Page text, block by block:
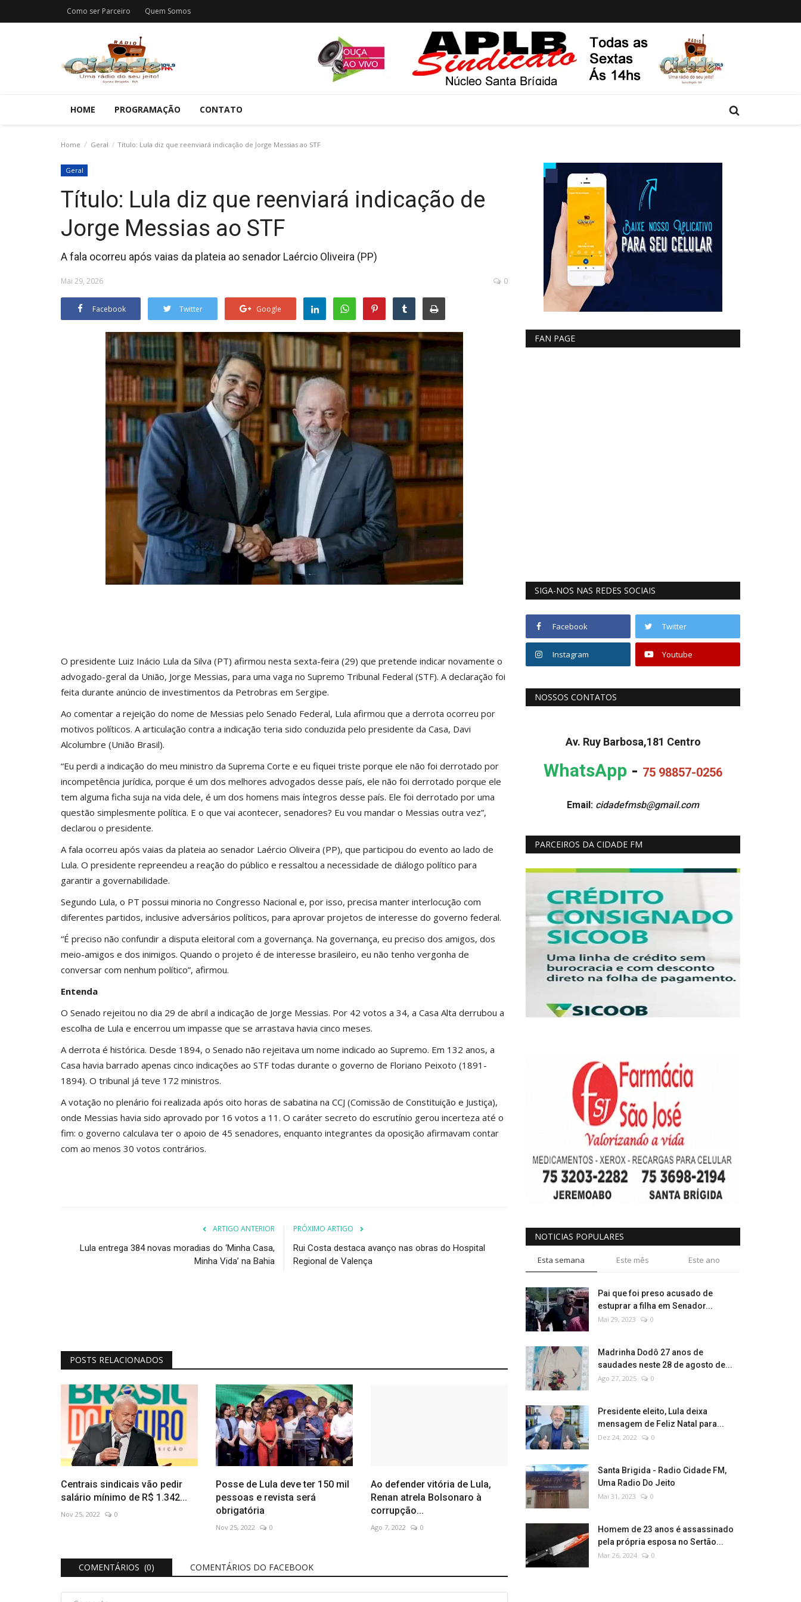
Como ser Parceiro Quem Somos
HOME PROGRAMAÇÃO CONTATO
Home Geral Título: Lula diz que reenviará indicação de Jorge Messias ao STF
Geral
Título: Lula diz que reenviará indicação de
Jorge Messias ao STF
A fala ocorreu após vaias da plateia ao senador Laércio Oliveira (PP)
Mai 29, 2026 0
Facebook Twitter Google
O presidente Luiz Inácio Lula da Silva (PT) afirmou nesta sexta-feira (29) que pretende indicar novamente o
advogado-geral da União, Jorge Messias, para uma vaga no Supremo Tribunal Federal (STF). A declaração foi
feita durante anúncio de investimentos da Petrobras em Sergipe.
Ao comentar a rejeição do nome de Messias pelo Senado Federal, Lula afirmou que a derrota ocorreu por
motivos políticos. A articulação contra a indicação teria sido conduzida pelo presidente da Casa, Davi
Alcolumbre (União Brasil).
“Eu perdi a indicação do meu ministro da Suprema Corte e eu fiquei triste porque ele não foi derrotado por
incompetência jurídica, porque é um dos melhores advogados desse país, ele não foi derrotado porque ele
tem alguma ficha suja na vida dele, é um dos homens mais íntegros desse país. Ele foi derrotado por uma
questão simplesmente política. E o que vai acontecer, senadores? Eu vou mandar o Messias outra vez”,
declarou o presidente.
A fala ocorreu após vaias da plateia ao senador Laércio Oliveira (PP), que participou do evento ao lado de
Lula. O presidente repreendeu a reação do público e ressaltou a necessidade de diálogo político para
garantir a governabilidade.
Segundo Lula, o PT possui minoria no Congresso Nacional e, por isso, precisa manter interlocução com
diferentes partidos, inclusive adversários políticos, para aprovar projetos de interesse do governo federal.
“É preciso não confundir a disputa eleitoral com a governança. Na governança, eu preciso dos amigos, dos
meio-amigos e dos inimigos. Quando o projeto é de interesse brasileiro, eu não tenho vergonha de
conversar com nenhum político”, afirmou.
Entenda
O Senado rejeitou no dia 29 de abril a indicação de Jorge Messias. Por 42 votos a 34, a Casa Alta derrubou a
escolha de Lula e encerrou um impasse que se arrastava havia cinco meses.
A derrota é histórica. Desde 1894, o Senado não rejeitava um nome indicado ao Supremo. Em 132 anos, a
Casa havia barrado apenas cinco indicações ao STF todas durante o governo de Floriano Peixoto (1891-
1894). O tribunal já teve 172 ministros.
A votação no plenário foi realizada após oito horas de sabatina na CCJ (Comissão de Constituição e Justiça),
onde Messias havia sido aprovado por 16 votos a 11. O caráter secreto do escrutínio gerou incerteza até o
fim: o governo calculava ter o apoio de 45 senadores, enquanto integrantes da oposição afirmavam contar
com ao menos 30 votos contrários.
ARTIGO ANTERIOR
Lula entrega 384 novas moradias do ‘Minha Casa,
Minha Vida’ na Bahia
PRÓXIMO ARTIGO
Rui Costa destaca avanço nas obras do Hospital
Regional de Valença
POSTS RELACIONADOS
Centrais sindicais vão pedir
salário mínimo de R$ 1.342...
Nov 25, 2022 0
Posse de Lula deve ter 150 mil
pessoas e revista será
obrigatória
Nov 25, 2022 0
Ao defender vitória de Lula,
Renan atrela Bolsonaro à
corrupção...
Ago 7, 2022 0
COMENTÁRIOS (0) COMENTÁRIOS DO FACEBOOK
FAN PAGE
SIGA-NOS NAS REDES SOCIAIS
Facebook Twitter
Instagram Youtube
NOSSOS CONTATOS
Av. Ruy Barbosa,181 Centro
WhatsApp - 75 98857-0256
Email: cidadefmsb@gmail.com
PARCEIROS DA CIDADE FM
NOTICIAS POPULARES
Esta semana Este mês Este ano
Pai que foi preso acusado de
estuprar a filha em Senador...
Mai 29, 2023 0
Madrinha Dodô 27 anos de
saudades neste 28 de agosto de...
Ago 27, 2025 0
Presidente eleito, Lula deixa
mensagem de Feliz Natal para...
Dez 24, 2022 0
Santa Brigida - Radio Cidade FM,
Uma Radio Do Jeito
Mai 31, 2023 0
Homem de 23 anos é assassinado
pela própria esposa no Sertão...
Mar 26, 2024 0